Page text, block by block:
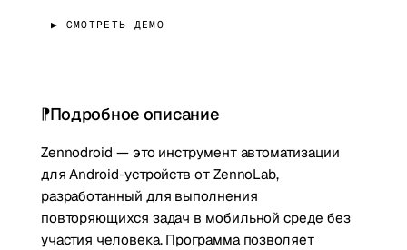
▶ СМОТРЕТЬ ДЕМО
Подробное описание
Zennodroid — это инструмент автоматизации
для Android-устройств от ZennoLab,
разработанный для выполнения
повторяющихся задач в мобильной среде без
участия человека. Программа позволяет